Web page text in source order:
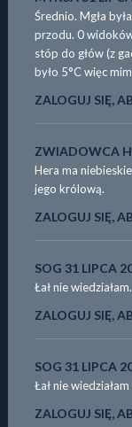
Średnio. Mgła
przodu. 0
stóp do głów (z
było 5°C więc
ZALOGUJ SIĘ,
ZWIADOWCA
Hera ma
jego królową.
ZALOGUJ SIĘ,
SOG 31 LIPCA
Łał nie wiedziałam.
ZALOGUJ SIĘ,
SOG 31 LIPCA
Łał nie
ZALOGUJ SIĘ,